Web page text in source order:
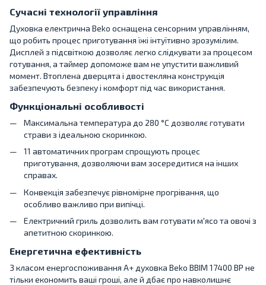
Сучасні технології управління
Духовка електрична Beko оснащена сенсорним управлінням,
що робить процес приготування їжі інтуїтивно зрозумілим.
Дисплей з підсвіткою дозволяє легко слідкувати за процесом
готування, а таймер допоможе вам не упустити важливий
момент. Втоплена дверцята і двостекляна конструкція
забезпечують безпеку і комфорт під час використання.
Функціональні особливості
Максимальна температура до 280 °C дозволяє готувати
страви з ідеальною скоринкою.
11 автоматичних програм спрощують процес
приготування, дозволяючи вам зосередитися на інших
справах.
Конвекція забезпечує рівномірне прогрівання, що
особливо важливо при випічці.
Електричний гриль дозволить вам готувати м'ясо та овочі з
апетитною скоринкою.
Енергетична ефективність
З класом енергоспоживання A+ духовка Beko BBIM 17400 BP не
тільки економить ваші гроші, але й дбає про навколишнє